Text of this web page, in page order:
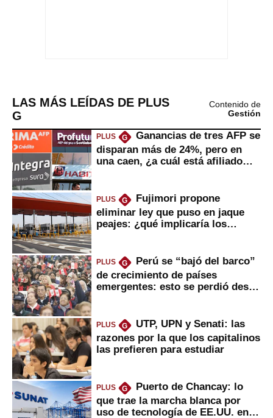
LAS MÁS LEÍDAS DE PLUS
G
Contenido de
Gestión
PLUS G
Ganancias de tres AFP se
disparan más de 24%, pero en
una caen, ¿a cuál está afiliado
PLUS G
Fujimori propone
eliminar ley que puso en jaque
peajes: ¿qué implicaría los
PLUS G
Perú se “bajó del barco”
de crecimiento de países
emergentes: esto se perdió desde
PLUS G
UTP, UPN y Senati: las
razones por la que los capitalinos
las prefieren para estudiar
PLUS G
Puerto de Chancay: lo
que trae la marcha blanca por
uso de tecnología de EE.UU. en